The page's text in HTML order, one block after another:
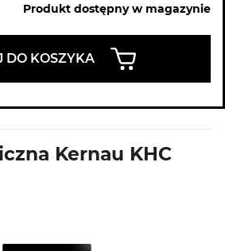
Produkt dostępny w magazynie
DO KOSZYKA
Kernau KHC